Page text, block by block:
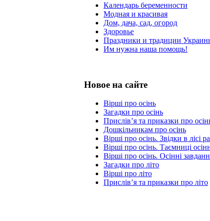
Календарь беременности
Модная и красивая
Дом, дача, сад, огород
Здоровье
Праздники и традиции
Им нужна наша помощь!
Новое на сайте
Вірші про осінь
Загадки про осінь
Прислів’я та приказки про
Дошкільникам про осінь
Вірші про осінь. Звідки в лісі
Вірші про осінь. Таємниці
Вірші про осінь. Осінні
Загадки про літо
Вірші про літо
Прислів’я та приказки про літо